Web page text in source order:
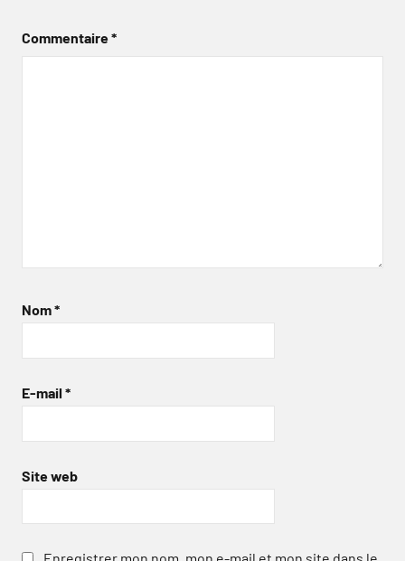
Commentaire*
Nom*
E-mail *
Site web